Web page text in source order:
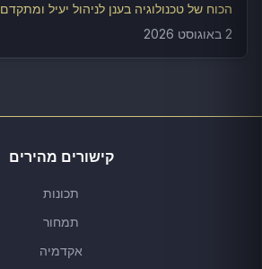
הכוח של טכנולוגיה בענן לניהול יעיל ומתקדם
2 באוגוסט 2026
קישורים מהירים
תכונות
תמחור
אקדמיה